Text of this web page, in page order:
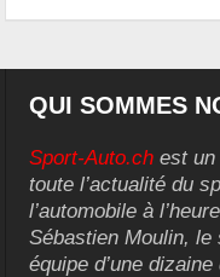
QUI SOMMES
Sport-Auto.ch est un
toute l’actualité du
l’automobile à
Sébastien Moulin, le
équipe d’une